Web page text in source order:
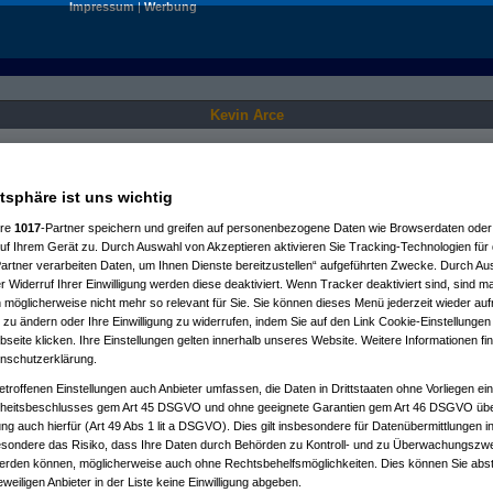
Impressum|Werbung
Kevin Arce
ist uns wichtig
1017-Partner speichern und greifen auf personenbezogene Daten wie Browserdaten
Ihrem Gerät zu. Durch Auswahl von Akzeptieren aktivieren Sie Tracking-Technologien für
verarbeiten Daten, um Ihnen Dienste bereitzustellen“ aufgeführten Zwecke. Durch
Widerruf Ihrer Einwilligung werden diese deaktiviert. Wenn Tracker deaktiviert sind, sind
möglicherweise nicht mehr so relevant für Sie. Sie können dieses Menü jederzeit wieder
zu ändern oder Ihre Einwilligung zu widerrufen, indem Sie auf den Link Cookie-
klicken. Ihre Einstellungen gelten innerhalb unseres Website. Weitere Informationen
Einstellungen auch Anbieter umfassen, die Daten in Drittstaaten ohne Vorliegen
gem Art 45 DSGVO und ohne geeignete Garantien gem Art 46 DSGVO
auch hierfür (Art 49 Abs 1 lit a DSGVO). Dies gilt insbesondere für Datenübermittlungen
das Risiko, dass Ihre Daten durch Behörden zu Kontroll- und zu
können, möglicherweise auch ohne Rechtsbehelfsmöglichkeiten. Dies können Sie
Anbieter in der Liste keine Einwilligung abgeben.